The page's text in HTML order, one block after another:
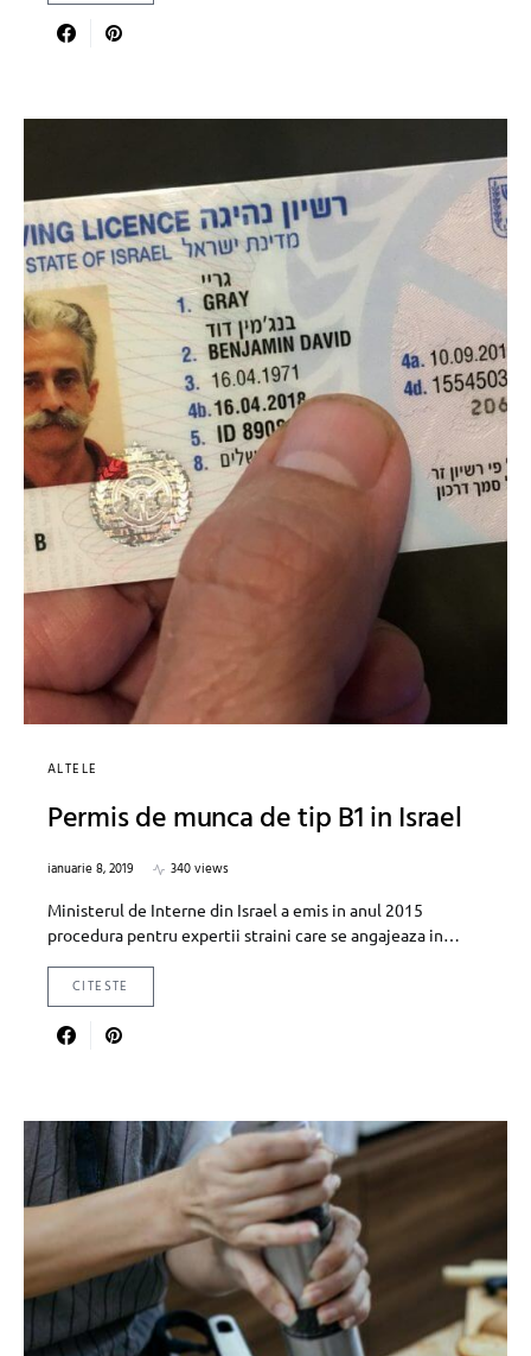
ALTELE
Permis de munca de tip B1 in Israel
ianuarie 8, 2019
340 views
Ministerul de Interne din Israel a emis in anul 2015
procedura pentru expertii straini care se angajeaza in…
CITESTE